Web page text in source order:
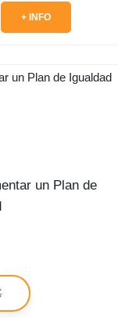
+ INFO
un Plan de